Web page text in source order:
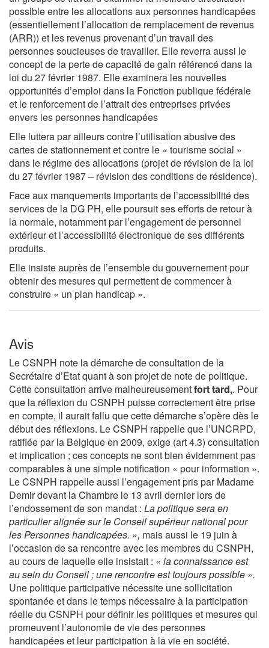
possible entre les allocations aux personnes handicapées
(essentiellement l’allocation de remplacement de revenus
(ARR)) et les revenus provenant d’un travail des
personnes soucieuses de travailler. Elle reverra aussi le
concept de la perte de capacité de gain référencé dans la
loi du 27 février 1987. Elle examinera les nouvelles
opportunités d’emploi dans la Fonction publique fédérale
et le renforcement de l’attrait des entreprises privées
envers les personnes handicapées
Elle luttera par ailleurs contre l’utilisation abusive des
cartes de stationnement et contre le « tourisme social »
dans le régime des allocations (projet de révision de la loi
du 27 février 1987 – révision des conditions de résidence).
Face aux manquements importants de l’accessibilité des
services de la DG PH, elle poursuit ses efforts de retour à
la normale, notamment par l’engagement de personnel
extérieur et l’accessibilité électronique de ses différents
produits.
Elle insiste auprès de l’ensemble du gouvernement pour
obtenir des mesures qui permettent de commencer à
construire « un plan handicap ».
Avis
Le CSNPH note la démarche de consultation de la
Secrétaire d’Etat quant à son projet de note de politique.
Cette consultation arrive malheureusementfort tard,. Pour
que la réflexion du CSNPH puisse correctement être prise
en compte, il aurait fallu que cette démarche s’opère dès le
début des réflexions. Le CSNPH rappelle que l’UNCRPD,
ratifiée par la Belgique en 2009, exige (art 4.3) consultation
et implication ; ces concepts ne sont bien évidemment pas
comparables à une simple notification « pour information ».
Le CSNPH rappelle aussi l’engagement pris par Madame
Demir devant la Chambre le 13 avril dernier lors de
l’endossement de son mandat : La politique sera en
particulier alignée sur le Conseil supérieur national pour
les Personnes handicapées. », mais aussi le 19 juin à
l’occasion de sa rencontre avec les membres du CSNPH,
au cours de laquelle elle insistait : « la connaissance est
au sein du Conseil ; une rencontre est toujours possible ».
Une politique participative nécessite une sollicitation
spontanée et dans le temps nécessaire à la participation
réelle du CSNPH pour définir les politiques et mesures qui
promeuvent l’autonomie de vie des personnes
handicapées et leur participation à la vie en société.